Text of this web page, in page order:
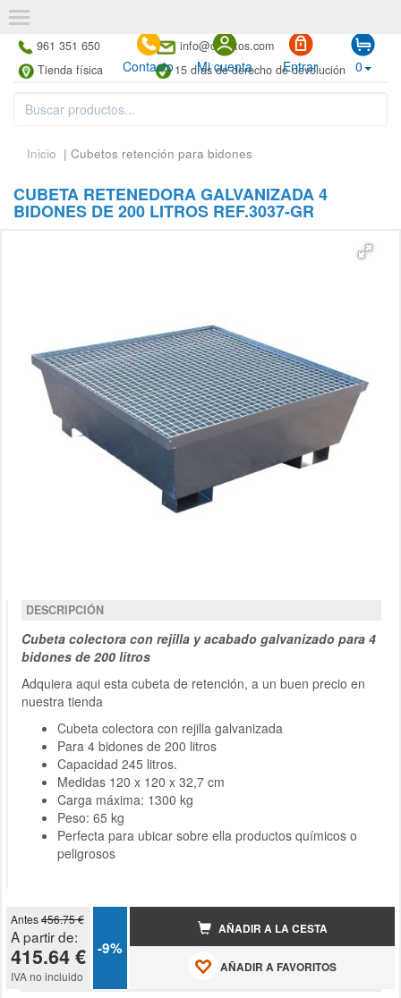
961 351 650
info@cubetos.com
Tienda física
15 días de derecho de devolución
Contacto Mi cuenta Entrar 0
Inicio | Cubetos retención para bidones
CUBETA RETENEDORA GALVANIZADA 4
BIDONES DE 200 LITROS REF.3037-GR
DESCRIPCIÓN
Cubeta colectora con rejilla y acabado galvanizado para 4
bidones de 200 litros
Adquiera aqui esta cubeta de retención, a un buen precio en
nuestra tienda
Cubeta colectora con rejilla galvanizada
Para 4 bidones de 200 litros
Capacidad 245 litros.
Medidas 120 x 120 x 32,7 cm
Carga máxima: 1300 kg
Peso: 65 kg
Perfecta para ubicar sobre ella productos químicos o
peligrosos
Antes456.75 €
A partir de:
415.64 €
IVA no incluido
-9%
AÑADIR A LA CESTA
AÑADIR A FAVORITOS